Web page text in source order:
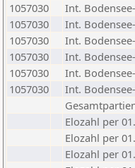
1057030
Int.
1057030
Int.
1057030
Int.
1057030
Int.
1057030
Int.
1057030
Int.
Elozahl per
Elozahl per
Elozahl per